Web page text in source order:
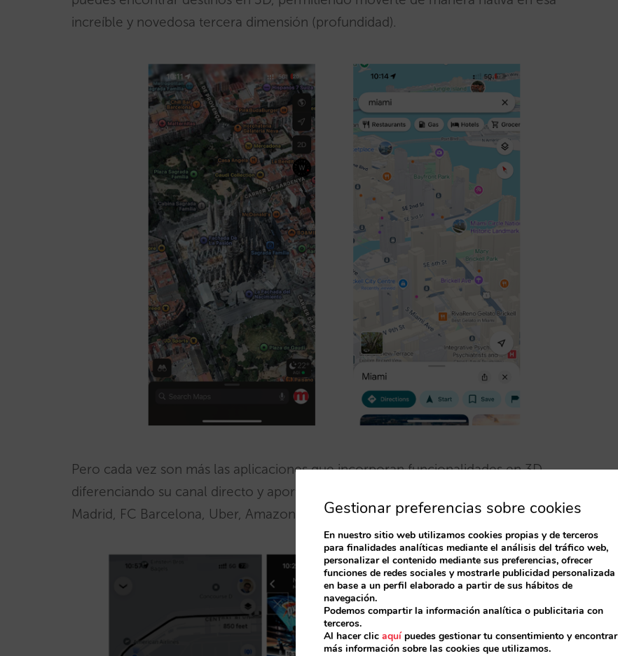
increíble y novedosa tercera dimensión (profundidad).
Pero cada vez son más las aplicaciones que incorporan funcionalidades en 3D,
diferenciando su canal directo y aportando experiencias únicas a sus clientes. El Real
Madrid, FC Barcelona, Uber, Amazon o Ticketmaster son sólo algunos ejemplos.
Gestionar preferencias sobre cookies
En nuestro sitio web utilizamos cookies propias y de terceros
para finalidades analíticas mediante el análisis del tráfico web,
personalizar el contenido mediante sus preferencias, ofrecer
funciones de redes sociales y mostrarle publicidad personalizada
en base a un perfil elaborado a partir de sus hábitos de
navegación.
Podemos compartir la información analítica o publicitaria con
terceros.
Al hacer clic aquípuedes gestionar tu consentimiento y encontrar
más información sobre las cookies que utilizamos.